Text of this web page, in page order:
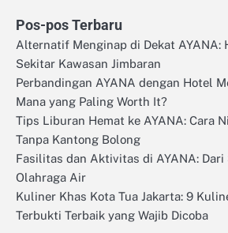
Pos-pos Terbaru
Alternatif Menginap di Dekat AYANA:
Sekitar Kawasan Jimbaran
Perbandingan AYANA dengan Hotel
Mana yang Paling Worth It?
Tips Liburan Hemat ke AYANA: Cara
Tanpa Kantong Bolong
Fasilitas dan Aktivitas di AYANA: Dari
Olahraga Air
Kuliner Khas Kota Tua Jakarta: 9
Terbukti Terbaik yang Wajib Dicoba